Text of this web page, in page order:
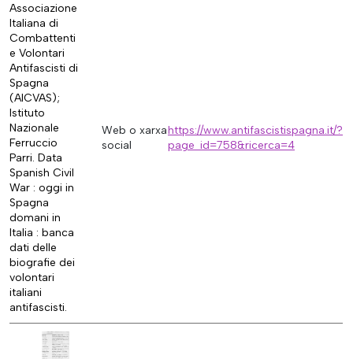
Associazione
Italiana di
Combattenti
e Volontari
Antifascisti di
Spagna
(AICVAS);
Istituto
Nazionale
Ferruccio
Parri. Data
Spanish Civil
War : oggi in
Spagna
domani in
Italia : banca
dati delle
biografie dei
volontari
italiani
antifascisti.
Web o xarxa
social
https://www.antifascistispagna.it/?
page_id=758&ricerca=4